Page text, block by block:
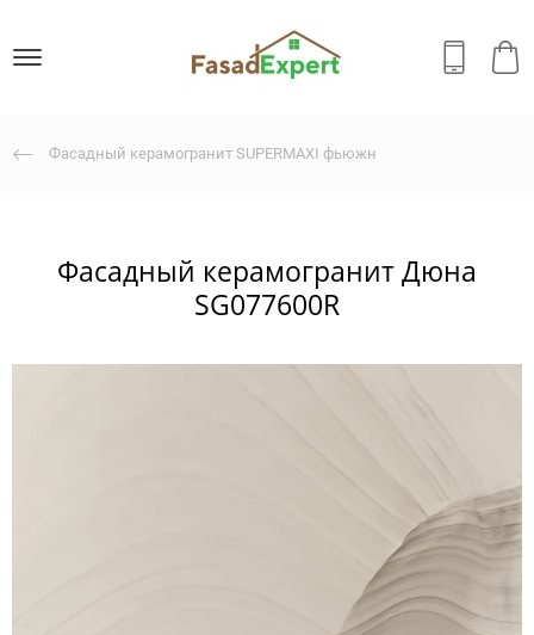
Фасадный керамогранит SUPERMAXI фьюжн
Фасадный керамогранит Дюна
SG077600R